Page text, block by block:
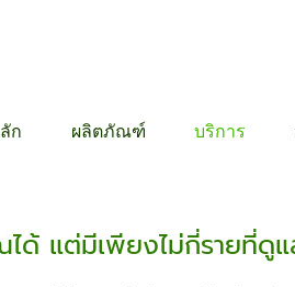
ก ผลิตภัณฑ์ บริการ
ด้ แต่มีเพียงไม่กี่รายที่ดูแ